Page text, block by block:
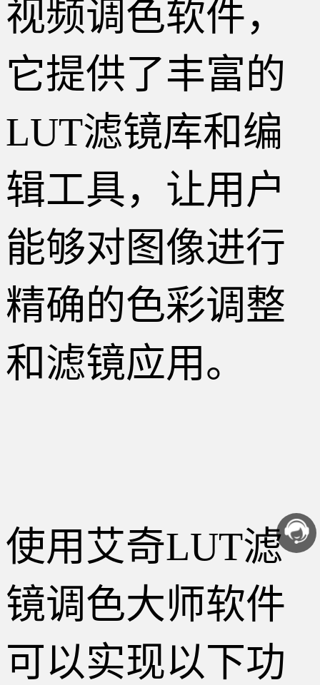
视频调色软件，
它提供了丰富的
LUT滤镜库和编
辑工具，让用户
能够对图像进行
精确的色彩调整
和滤镜应用。
使用艾奇LUT滤
镜调色大师软件
可以实现以下功